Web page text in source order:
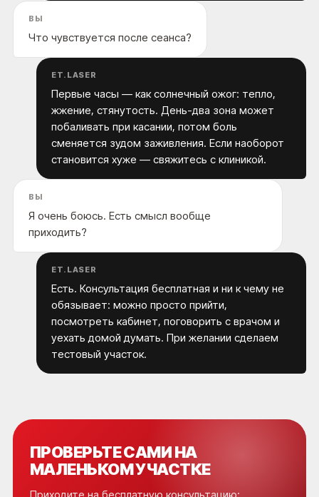
ВЫ
Что чувствуется после сеанса?
ET.LASER
Первые часы — как солнечный ожог: тепло,
жжение, стянутость. День-два зона может
побаливать при касании, потом боль
сменяется зудом заживления. Если наоборот
становится хуже — свяжитесь с клиникой.
ВЫ
Я очень боюсь. Есть смысл вообще
приходить?
ET.LASER
Есть. Консультация бесплатная и ни к чему не
обязывает: можно просто прийти,
посмотреть кабинет, поговорить с врачом и
уехать домой думать. При желании сделаем
тестовый участок.
ПРОВЕРЬТЕ САМИ НА
МАЛЕНЬКОМ УЧАСТКЕ